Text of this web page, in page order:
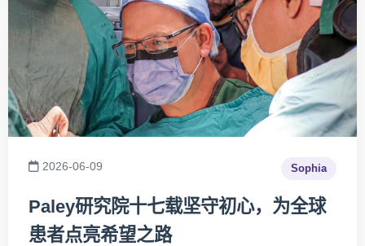
2026-06-09 Sophia
Paley研究院十七载坚守初心，为全球
患者点亮希望之路